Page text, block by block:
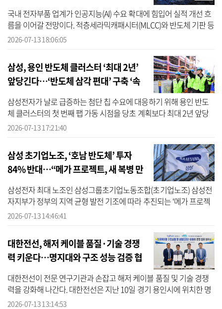
국내 전자부품 업계가 인공지능(AI) 수요 확대에 힘입어 실적 개선 흐
름을 이어갈 전망이다. 적층세라믹캐패시터(MLCC)와 반도체 기판 등
고부가가치 제품 중심으로 사업 포트폴리오를 재편하면서 수익성이
2026-07-13 18:06:05
삼성, 용인 반도체 클러스터 ‘최대 2년’
앞당긴다…‘반도체 삼각 편대’ 구축 ‘속
도’
삼성전자가 날로 급증하는 첨단 칩 수요에 대응하기 위해 용인 반도
체 클러스터의 첫 번째 팹 가동 시점을 당초 계획보다 최대 2년 앞당
기는 방안을 추진키로 했다. 최근 삼성전자는 용인 국가 산업단지(산
2026-07-13 17:21:40
삼성 초기업노조, ‘호남 반도체’ 투자
84% 반대…“메가 프로젝트, 새 복병 만
났다”
삼성전자 최대 노조인 삼성그룹초기업노동조합(초기업노조) 삼성전
자지부가 정부의 지역 균형 발전 기조에 따라 추진되는 ‘메가 프로젝
트’에 근로자의 목소리가 빠져 있다며, 노조·회사·정부(노사정)가 함
2026-07-13 14:46:41
대한전선, 해저 케이블 품질·기술 경쟁
력 키운다…명지대와 구조 성능 검증 협
력
대한전선이 전문 연구기관과 손잡고 해저 케이블 품질 및 기술 경쟁
력을 강화해 나간다. 대한전선은 지난 10일 경기 용인시에 위치한 명
지대 하이브리드구조실험센터에서 ‘해저 케이블 구조 성능 검증 협력
2026-07-13 13:14:53